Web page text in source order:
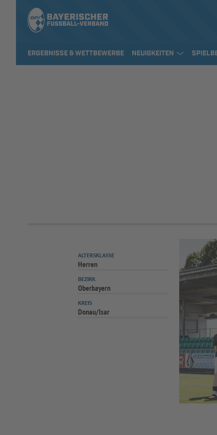
ERGEBNISSE & WETTBEWERBE NEUIGKEITEN
ALTERSKLASSE
Herren
BEZIRK
Oberbayern
KREIS
Donau/Isar